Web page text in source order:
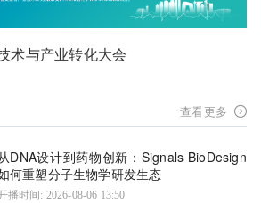
术与产业转化大会
查看更多
DNA设计到药物创新：Signals BioDesign
何重塑分子生物学研发生态
播时间: 2026-08-06 13:50